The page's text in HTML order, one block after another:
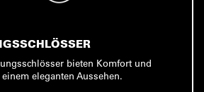
bieten Komfort und
eleganten Aussehen.